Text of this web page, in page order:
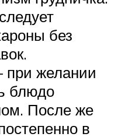
без
желании
блюдо
После же
в